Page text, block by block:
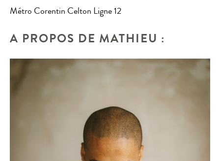
Métro Corentin Celton Ligne 12
A PROPOS DE MATHIEU :